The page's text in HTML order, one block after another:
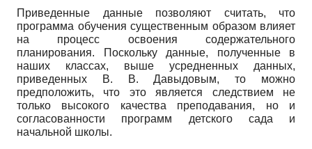
Приведенные данные позволяют считать, что
программа обучения существенным образом влияет
на процесс освоения содержательного
планирования. Поскольку данные, полученные в
наших классах, выше усредненных данных,
приведенных В. В. Давыдовым, то можно
предположить, что это является следствием не
только высокого качества преподавания, но и
согласованности программ детского сада и
начальной школы.